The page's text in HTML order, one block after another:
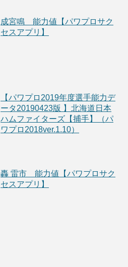
成宮鳴 能力値【パワプロサク
セスアプリ】
【パワプロ2019年度選手能力デ
ータ20190423版 】北海道日本
ハムファイターズ【捕手】（パ
ワプロ2018ver.1.10）
轟 雷市 能力値【パワプロサク
セスアプリ】